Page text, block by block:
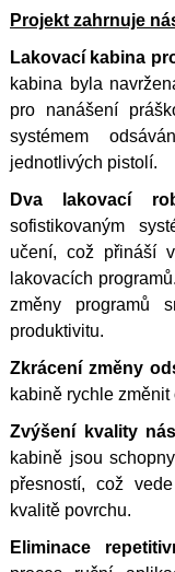
Projekt zahrnuje
Lakovací kabina
kabina byla
pro nanášení
systémem
jednotlivých pistolí.
Dva lakovací
sofistikovaným
učení, což přináší
lakovacích
změny programů
produktivitu.
Zkrácení změny
kabině rychle
Zvýšení kvality
kabině jsou
přesností, což
kvalitě povrchu.
Eliminace